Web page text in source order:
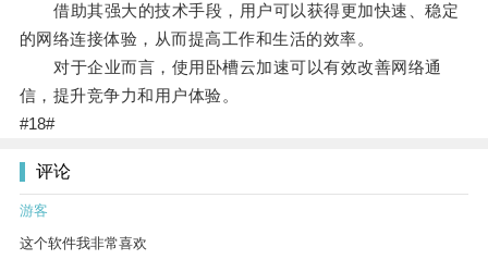
借助其强大的技术手段，用户可以获得更加快速、稳定
的网络连接体验，从而提高工作和生活的效率。
对于企业而言，使用卧槽云加速可以有效改善网络通
信，提升竞争力和用户体验。
#18#
评论
游客
这个软件我非常喜欢